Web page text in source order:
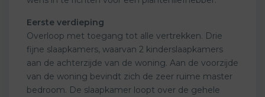
Eerste verdieping
Overloop met toegang tot alle vertrekken. Drie
fijne slaapkamers, waarvan 2 kinderslaapkamers
aan de achterzijde van de woning. Aan de voorzijde
van de woning bevindt zich de zeer ruime master
bedroom. De slaapkamer loopt over de gehele